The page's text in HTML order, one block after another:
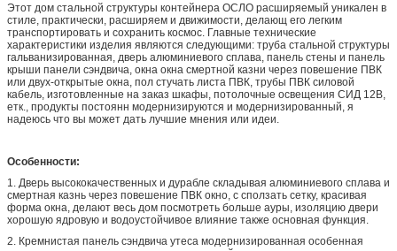
Этот дом стальной структуры контейнера ОСЛО расширяемый уникален в
стиле, практически, расширяем и движимости, делающ его легким
транспортировать и сохранить космос. Главные технические
характеристики изделия являются следующими: труба стальной структуры
гальванизированная, дверь алюминиевого сплава, панель стены и панель
крыши панели сэндвича, окна окна смертной казни через повешение ПВК
или двух-открытые окна, пол стучать листа ПВК, трубы ПВК силовой
кабель, изготовленные на заказ шкафы, потолочные освещения СИД 12В,
етк., продукты постоянн модернизируются и модернизированный, я
надеюсь что вы может дать лучшие мнения или идеи.
Особенности:
1. Дверь высококачественных и дурабле складывая алюминиевого сплава и
смертная казнь через повешение ПВК окно, с сползать сетку, красивая
форма окна, делают весь дом посмотреть больше ауры, изоляцию двери
хорошую ядровую и водоустойчивое влияние также основная функция.
2. Кремнистая панель сэндвича утеса модернизированная особенная